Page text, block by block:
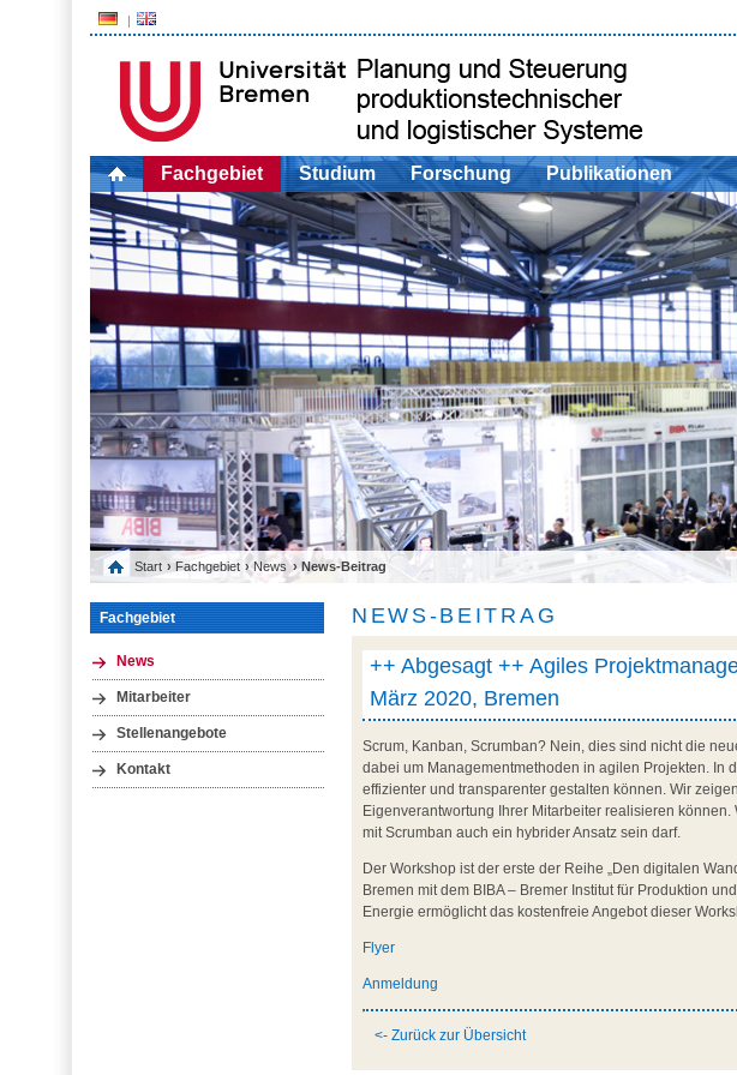
Fachgebiet Studium Forschung Publikationen
Start › Fachgebiet ›News › News-Beitrag
Fachgebiet
News
Mitarbeiter
Stellenangebote
Kontakt
NEWS-BEITRAG
++ Abgesagt ++ Agiles
März 2020, Bremen
Scrum, Kanban, Scrumban? Nein, dies sind nicht die
dabei um Managementmethoden in agilen Projekten. In
effizienter und transparenter gestalten können. Wir
Eigenverantwortung Ihrer Mitarbeiter realisieren
mit Scrumban auch ein hybrider Ansatz sein darf.
Der Workshop ist der erste der Reihe „Den digitalen
Bremen mit dem BIBA – Bremer Institut für Produktion
Energie ermöglicht das kostenfreie Angebot dieser
Flyer
Anmeldung
<- Zurück zur Übersicht